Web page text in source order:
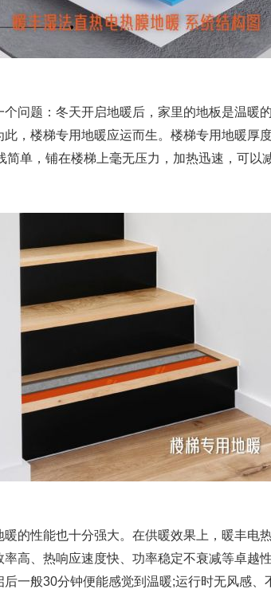
题：冬天开启地暖后，家里的地板是温暖
，楼梯专用地暖应运而生。楼梯专用地暖厚
单，铺在楼梯上毫无压力，加热迅速，可以
性能也十分强大。在供暖效果上，暖丰电
高、热响应速度快、功率稳定不衰减等卓越
一般30分钟便能感觉到温暖;运行时无风感、